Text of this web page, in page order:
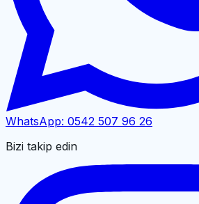
WhatsApp: 0542 507 96 26
Bizi takip edin